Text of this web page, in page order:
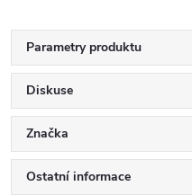
Parametry produktu
Diskuse
Značka
Ostatní informace